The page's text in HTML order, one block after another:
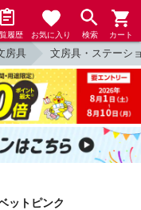
履歴 お気に入り 検索 カート
房具 文房具・ステーシ
ットピンク